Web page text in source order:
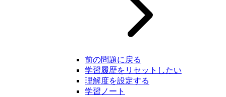
前の問題に戻る
学習履歴をリセットしたい
理解度を設定する
学習ノート